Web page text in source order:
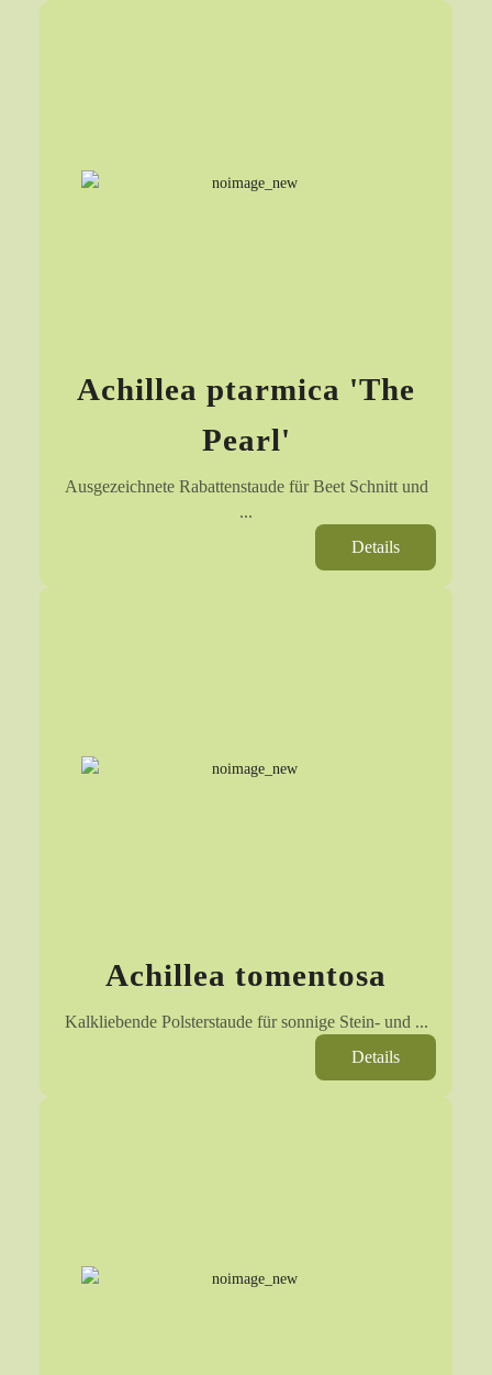
Achillea ptarmica 'The
Pearl'
Ausgezeichnete Rabattenstaude für Beet Schnitt und
...
Details
Achillea tomentosa
Kalkliebende Polsterstaude für sonnige Stein- und ...
Details